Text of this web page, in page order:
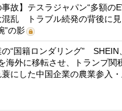
事故】テスラジャパン“多額の
混乱 トラブル続発の背後に
”の影
“国籍ロンダリング” SHEIN
海外に移転させ、トランプ関
にした中国企業の農業参入